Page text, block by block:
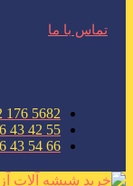
تماس با ما
5682 176 0912
55 42 43 66 021
66 54 43 66 021